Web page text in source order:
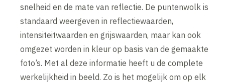
snelheid en de mate van reflectie. De puntenwolk is
standaard weergeven in reflectiewaarden,
intensiteitwaarden en grijswaarden, maar kan ook
omgezet worden in kleur op basis van de gemaakte
foto’s. Met al deze informatie heeft u de complete
werkelijkheid in beeld. Zo is het mogelijk om op elk